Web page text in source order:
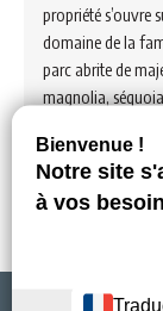
propriété s’ouvre
domaine de la
parc abrite de
magnolia,
Voir hébergement